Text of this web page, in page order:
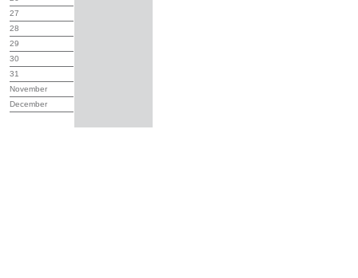
27
28
29
30
31
November
December